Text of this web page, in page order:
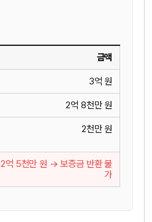
금액
3억 원
2억 8천만 원
2천만 원
2억 5천만 원 → 보증금 반환 불
가